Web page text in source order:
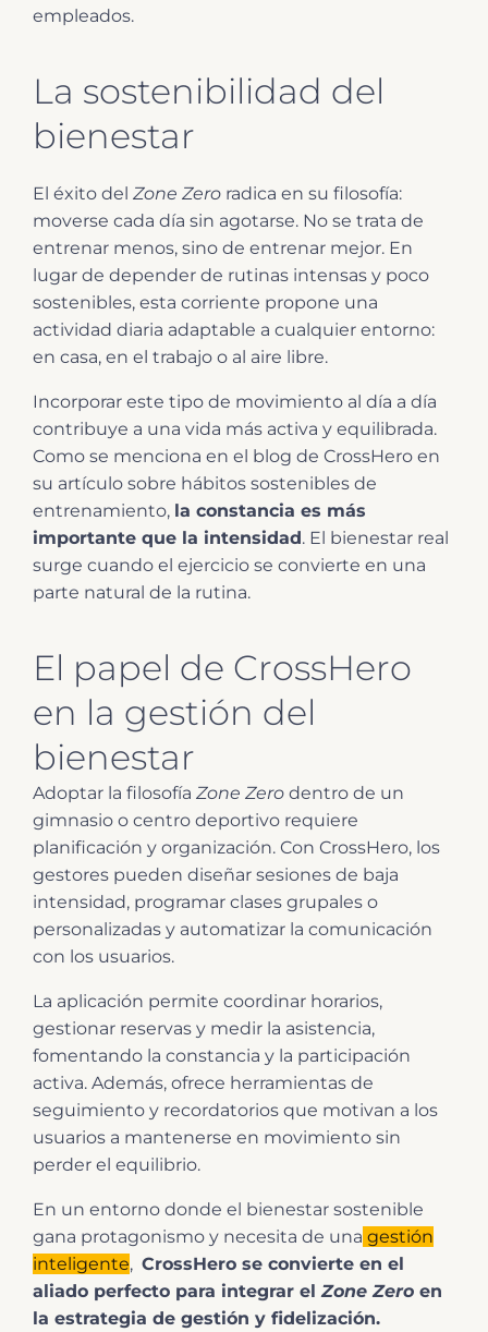
empleados.
La sostenibilidad del
bienestar
El éxito del Zone Zero radica en su filosofía:
moverse cada día sin agotarse. No se trata de
entrenar menos, sino de entrenar mejor. En
lugar de depender de rutinas intensas y poco
sostenibles, esta corriente propone una
actividad diaria adaptable a cualquier entorno:
en casa, en el trabajo o al aire libre.
Incorporar este tipo de movimiento al día a día
contribuye a una vida más activa y equilibrada.
Como se menciona en el blog de CrossHero en
su artículo sobre hábitos sostenibles de
entrenamiento, la constancia es más
importante que la intensidad. El bienestar real
surge cuando el ejercicio se convierte en una
parte natural de la rutina.
El papel de CrossHero
en la gestión del
bienestar
Adoptar la filosofía Zone Zero dentro de un
gimnasio o centro deportivo requiere
planificación y organización. Con CrossHero, los
gestores pueden diseñar sesiones de baja
intensidad, programar clases grupales o
personalizadas y automatizar la comunicación
con los usuarios.
La aplicación permite coordinar horarios,
gestionar reservas y medir la asistencia,
fomentando la constancia y la participación
activa. Además, ofrece herramientas de
seguimiento y recordatorios que motivan a los
usuarios a mantenerse en movimiento sin
perder el equilibrio.
En un entorno donde el bienestar sostenible
gana protagonismo y necesita de una gestión
inteligente, CrossHero se convierte en el
aliado perfecto para integrar elZone Zero en
la estrategia de gestión y fidelización.